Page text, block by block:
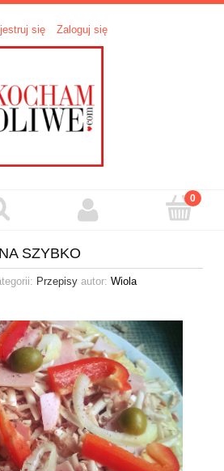
się Zaloguj się
SZYBKO
Przepisy autor: Wiola